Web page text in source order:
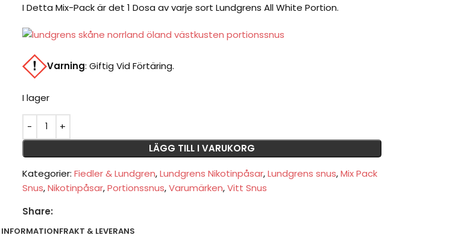
I Detta Mix-Pack är det 1 Dosa av varje sort Lundgrens All White Portion.
Varning: Giftig Vid Förtäring.
I lager
LÄGG TILL I VARUKORG
Kategorier: Fiedler & Lundgren,Lundgrens Nikotinpåsar,Lundgrens snus,Mix Pack
Snus,Nikotinpåsar,Portionssnus,Varumärken,Vitt Snus
Share:
INFORMATIONFRAKT & LEVERANS